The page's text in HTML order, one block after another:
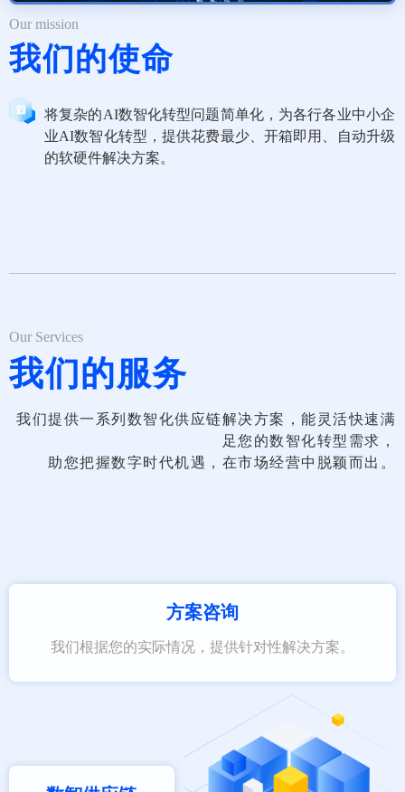
Our mission
我们的使命
将复杂的AI数智化转型问题简单化，为各行各业中小企
业AI数智化转型，提供花费最少、开箱即用、自动升级
的软硬件解决方案。
Our Services
我们的服务
我们提供一系列数智化供应链解决方案，能灵活快速满
足您的数智化转型需求，
助您把握数字时代机遇，在市场经营中脱颖而出。
方案咨询
我们根据您的实际情况，提供针对性解决方案。